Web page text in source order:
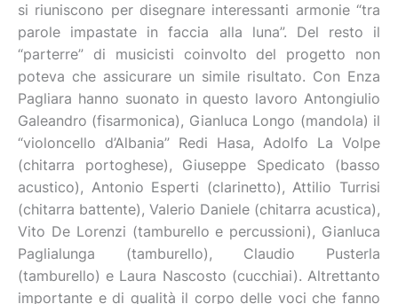
si riuniscono per disegnare interessanti armonie “tra
parole impastate in faccia alla luna”. Del resto il
“parterre” di musicisti coinvolto del progetto non
poteva che assicurare un simile risultato. Con Enza
Pagliara hanno suonato in questo lavoro Antongiulio
Galeandro (fisarmonica), Gianluca Longo (mandola) il
“violoncello d’Albania” Redi Hasa, Adolfo La Volpe
(chitarra portoghese), Giuseppe Spedicato (basso
acustico), Antonio Esperti (clarinetto), Attilio Turrisi
(chitarra battente), Valerio Daniele (chitarra acustica),
Vito De Lorenzi (tamburello e percussioni), Gianluca
Paglialunga (tamburello), Claudio Pusterla
(tamburello) e Laura Nascosto (cucchiai). Altrettanto
importante e di qualità il corpo delle voci che fanno